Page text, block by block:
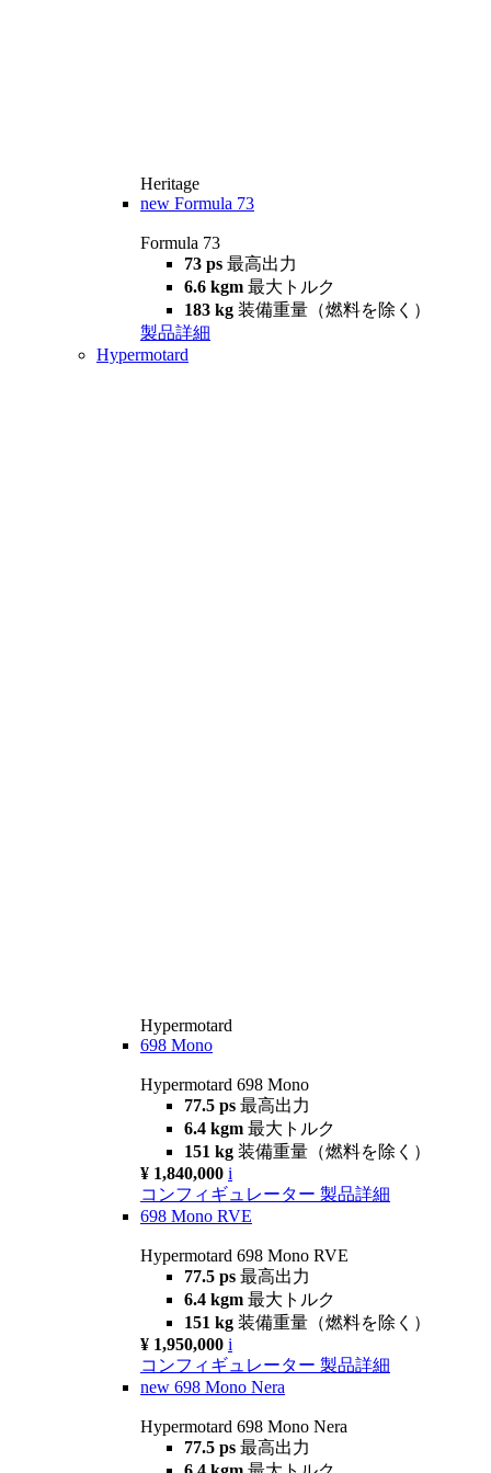
Heritage
new Formula 73
Formula 73
73 ps 最高出力
6.6 kgm 最大トルク
183 kg 装備重量（燃料を除く）
製品詳細
Hypermotard
Hypermotard
698 Mono
Hypermotard 698 Mono
77.5 ps 最高出力
6.4 kgm 最大トルク
151 kg 装備重量（燃料を除く）
¥ 1,840,000 i
コンフィギュレーター 製品詳細
698 Mono RVE
Hypermotard 698 Mono RVE
77.5 ps 最高出力
6.4 kgm 最大トルク
151 kg 装備重量（燃料を除く）
¥ 1,950,000 i
コンフィギュレーター 製品詳細
new 698 Mono Nera
Hypermotard 698 Mono Nera
77.5 ps 最高出力